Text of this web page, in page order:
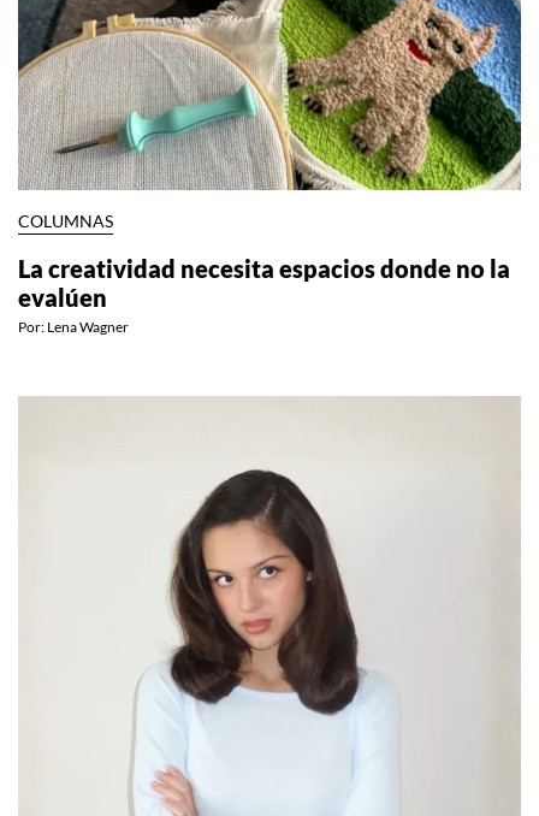
COLUMNAS
La creatividad necesita espacios donde no la
evalúen
Por: Lena Wagner